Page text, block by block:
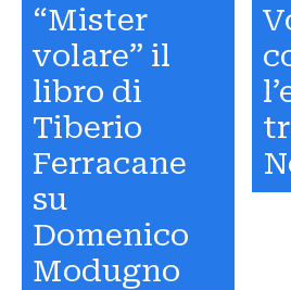
“Mister
volare” il
libro di
Tiberio
Ferracane
su
Domenico
Modugno